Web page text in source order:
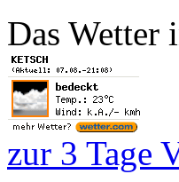
Das Wetter
zur 3 Tage